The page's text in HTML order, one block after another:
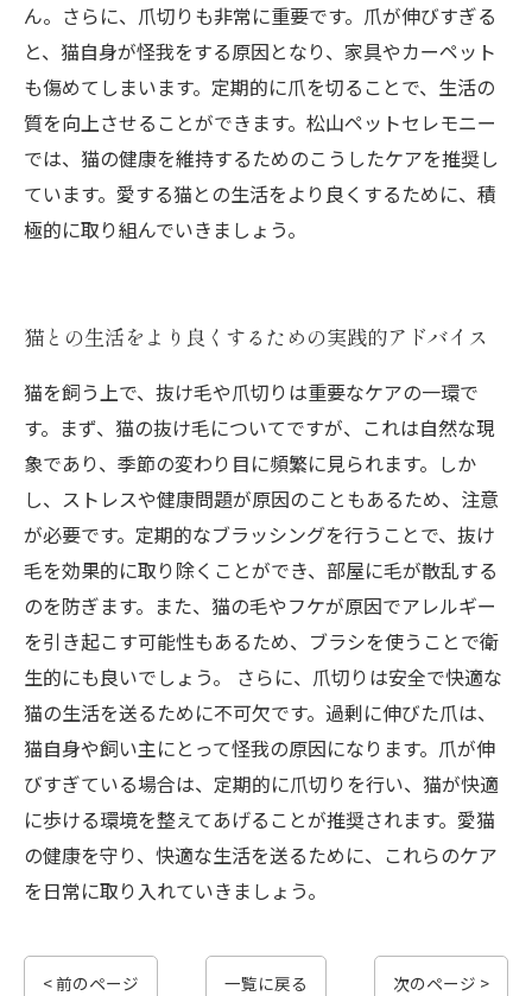
ん。さらに、爪切りも非常に重要です。爪が伸びすぎる
と、猫自身が怪我をする原因となり、家具やカーペット
も傷めてしまいます。定期的に爪を切ることで、生活の
質を向上させることができます。松山ペットセレモニー
では、猫の健康を維持するためのこうしたケアを推奨し
ています。愛する猫との生活をより良くするために、積
極的に取り組んでいきましょう。
猫との生活をより良くするための実践的アドバイス
猫を飼う上で、抜け毛や爪切りは重要なケアの一環で
す。まず、猫の抜け毛についてですが、これは自然な現
象であり、季節の変わり目に頻繁に見られます。しか
し、ストレスや健康問題が原因のこともあるため、注意
が必要です。定期的なブラッシングを行うことで、抜け
毛を効果的に取り除くことができ、部屋に毛が散乱する
のを防ぎます。また、猫の毛やフケが原因でアレルギー
を引き起こす可能性もあるため、ブラシを使うことで衛
生的にも良いでしょう。 さらに、爪切りは安全で快適な
猫の生活を送るために不可欠です。過剰に伸びた爪は、
猫自身や飼い主にとって怪我の原因になります。爪が伸
びすぎている場合は、定期的に爪切りを行い、猫が快適
に歩ける環境を整えてあげることが推奨されます。愛猫
の健康を守り、快適な生活を送るために、これらのケア
を日常に取り入れていきましょう。
< 前のページ 一覧に戻る 次のページ >